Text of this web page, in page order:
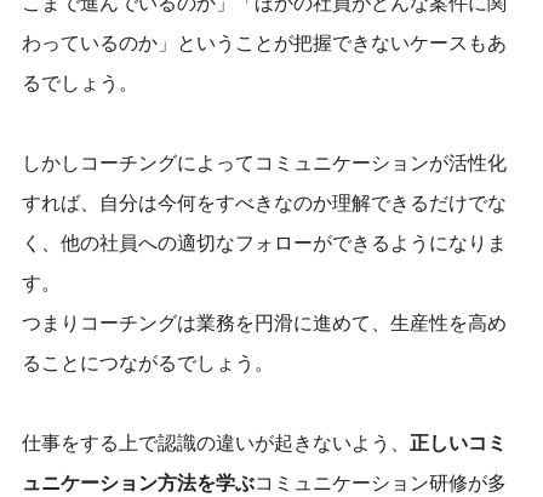
わっているのか」ということが把握できないケースもあ
るでしょう。
しかしコーチングによってコミュニケーションが活性化
すれば、
自分は今何をすべきなのか理解できるだけでな
く、他の社員への適切なフォローができるようになりま
す。
つまりコーチングは業務を円滑に進めて、生産性を高め
ることにつながるでしょう。
仕事をする上で認識の違いが起きないよう、 正しいコミ
ュニケーション方法を学ぶコミュニケーション研修が多